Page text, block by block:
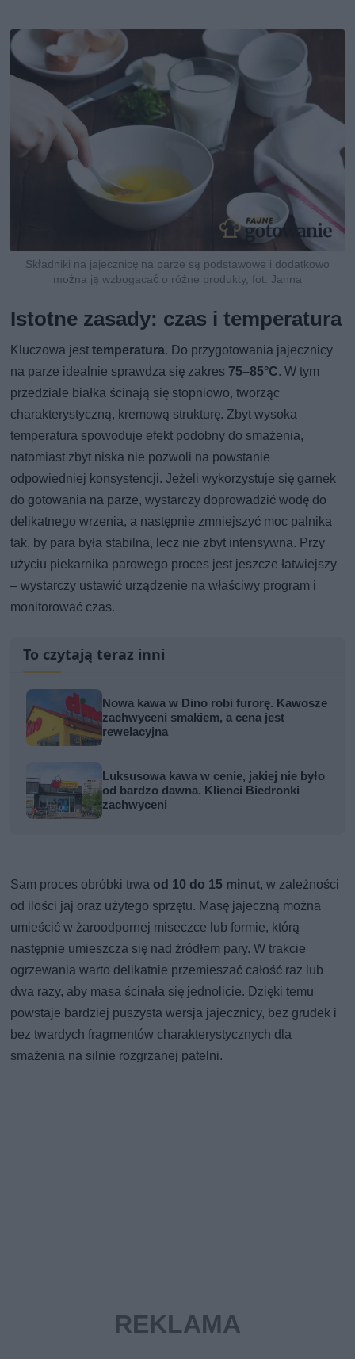
Składniki na jajecznicę na parze są podstawowe i dodatkowo
można ją wzbogacać o różne produkty, fot. Janna
Istotne zasady: czas i temperatura
Kluczowa jesttemperatura. Do przygotowania jajecznicy
na parze idealnie sprawdza się zakres 75–85°C. W tym
przedziale białka ścinają się stopniowo, tworząc
charakterystyczną, kremową strukturę. Zbyt wysoka
temperatura spowoduje efekt podobny do smażenia,
natomiast zbyt niska nie pozwoli na powstanie
odpowiedniej konsystencji. Jeżeli wykorzystuje się garnek
do gotowania na parze, wystarczy doprowadzić wodę do
delikatnego wrzenia, a następnie zmniejszyć moc palnika
tak, by para była stabilna, lecz nie zbyt intensywna. Przy
użyciu piekarnika parowego proces jest jeszcze łatwiejszy
– wystarczy ustawić urządzenie na właściwy program i
monitorować czas.
To czytają teraz inni
Nowa kawa w Dino robi furorę. Kawosze
zachwyceni smakiem, a cena jest
rewelacyjna
Luksusowa kawa w cenie, jakiej nie było
od bardzo dawna. Klienci Biedronki
zachwyceni
Sam proces obróbki trwa od 10 do 15 minut, w zależności
od ilości jaj oraz użytego sprzętu. Masę jajeczną można
umieścić w żaroodpornej miseczce lub formie, którą
następnie umieszcza się nad źródłem pary. W trakcie
ogrzewania warto delikatnie przemieszać całość raz lub
dwa razy, aby masa ścinała się jednolicie. Dzięki temu
powstaje bardziej puszysta wersja jajecznicy, bez grudek i
bez twardych fragmentów charakterystycznych dla
smażenia na silnie rozgrzanej patelni.